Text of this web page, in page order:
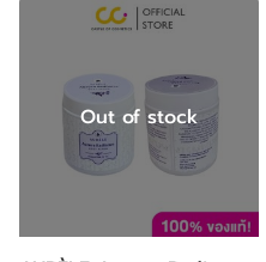
Out of stock